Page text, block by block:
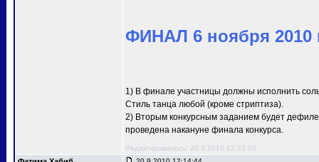
ФИНАЛ 6 ноября 2010
1) В финале участницы должны исполнить
Стиль танца любой (кроме стриптиза).
2) Вторым конкурсным заданием будет
проведена накануне финала конкурса.
Редактировалось: 20.9.2010 12:23:00